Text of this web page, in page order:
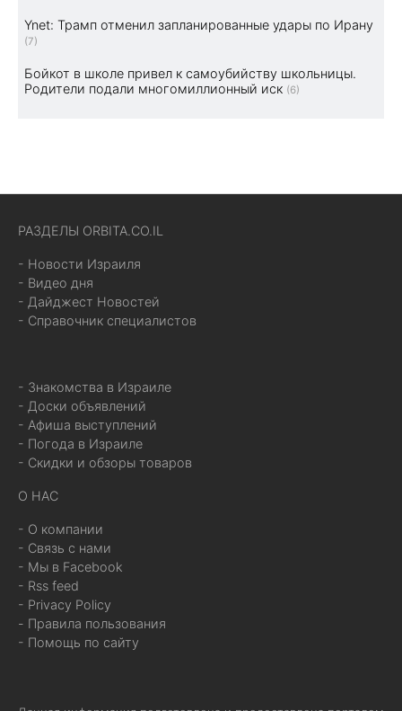
Ynet: Трамп отменил запланированные удары по Ирану
(7)
Бойкот в школе привел к самоубийству школьницы.
Родители подали многомиллионный иск (6)
РАЗДЕЛЫ ORBITA.CO.IL
- Новости Израиля
- Видео дня
- Дайджест Новостей
- Справочник специалистов
- Знакомства в Израиле
- Доски объявлений
- Афиша выступлений
- Погода в Израиле
- Скидки и обзоры товаров
О НАС
- О компании
- Связь с нами
- Мы в Facebook
- Rss feed
- Privacy Policy
- Правила пользования
- Помощь по сайту